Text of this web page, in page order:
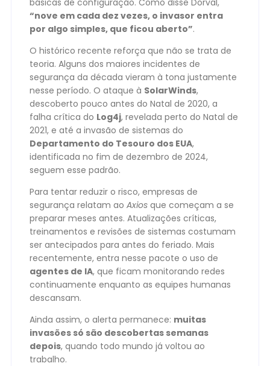
“nove em cada dez vezes, o invasor entra
por algo simples, que ficou aberto”.
O histórico recente reforça que não se trata de
teoria. Alguns dos maiores incidentes de
segurança da década vieram à tona justamente
nesse período. O ataque à SolarWinds,
descoberto pouco antes do Natal de 2020, a
falha crítica do Log4j, revelada perto do Natal de
2021, e até a invasão de sistemas do
Departamento do Tesouro dos EUA,
identificada no fim de dezembro de 2024,
seguem esse padrão.
Para tentar reduzir o risco, empresas de
segurança relatam ao Axios que começam a se
preparar meses antes. Atualizações críticas,
treinamentos e revisões de sistemas costumam
ser antecipados para antes do feriado. Mais
recentemente, entra nesse pacote o uso de
agentes de IA, que ficam monitorando redes
continuamente enquanto as equipes humanas
descansam.
Ainda assim, o alerta permanece: muitas
invasões só são descobertas semanas
depois, quando todo mundo já voltou ao
trabalho.